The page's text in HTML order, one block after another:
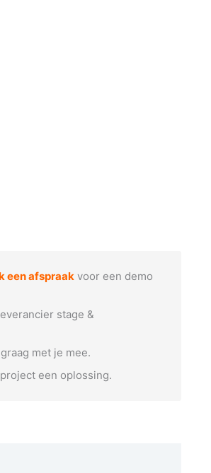
een afspraak voor een demo
stage &
met je mee.
een oplossing.